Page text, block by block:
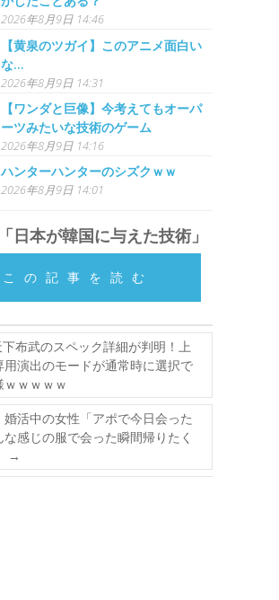
2026年8月9日 14:46
【黄泉のツガイ】このアニメ面白い
な…
2026年8月9日 14:31
【ワンダと巨像】今考えてもオーパ
ーツみたいな技術のゲーム
2026年8月9日 14:16
ハンターハンターのシズクｗｗ
2026年8月9日 14:01
日本が韓国に与えた技術」
この記事を読む
下布武のスペック詳細が判明！上
用演出のモードが通常時に選択で
ｗｗｗｗｗ
婚活中の女性「アポで今日会った
な感じの服で会った瞬間帰りたく
→